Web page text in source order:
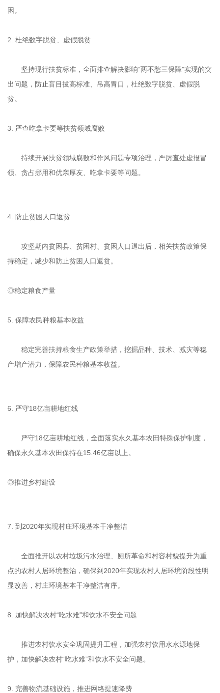
困。
2. 杜绝数字脱贫、虚假脱贫
坚持现行扶贫标准，全面排查解决影响“两不愁三保障”实现的突
出问题，防止盲目拔高标准、吊高胃口，杜绝数字脱贫、虚假脱
贫。
3. 严查吃拿卡要等扶贫领域腐败
持续开展扶贫领域腐败和作风问题专项治理，严厉查处虚报冒
领、贪占挪用和优亲厚友、吃拿卡要等问题。
4. 防止贫困人口返贫
攻坚期内贫困县、贫困村、贫困人口退出后，相关扶贫政策保
持稳定，减少和防止贫困人口返贫。
◎稳定粮食产量
5. 保障农民种粮基本收益
稳定完善扶持粮食生产政策举措，挖掘品种、技术、减灾等稳
产增产潜力，保障农民种粮基本收益。
6. 严守18亿亩耕地红线
严守18亿亩耕地红线，全面落实永久基本农田特殊保护制度，
确保永久基本农田保持在15.46亿亩以上。
◎推进乡村建设
7. 到2020年实现村庄环境基本干净整洁
全面推开以农村垃圾污水治理、厕所革命和村容村貌提升为重
点的农村人居环境整治，确保到2020年实现农村人居环境阶段性明
显改善，村庄环境基本干净整洁有序。
8. 加快解决农村“吃水难”和饮水不安全问题
推进农村饮水安全巩固提升工程，加强农村饮用水水源地保
护，加快解决农村“吃水难”和饮水不安全问题。
9. 完善物流基础设施，推进网络提速降费